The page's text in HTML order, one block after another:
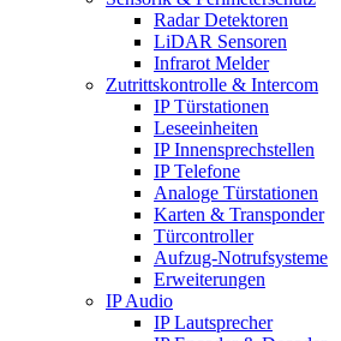
Radar Detektoren
LiDAR Sensoren
Infrarot Melder
Zutrittskontrolle & Intercom
IP Türstationen
Leseeinheiten
IP Innensprechstellen
IP Telefone
Analoge Türstationen
Karten & Transponder
Türcontroller
Aufzug-Notrufsysteme
Erweiterungen
IP Audio
IP Lautsprecher